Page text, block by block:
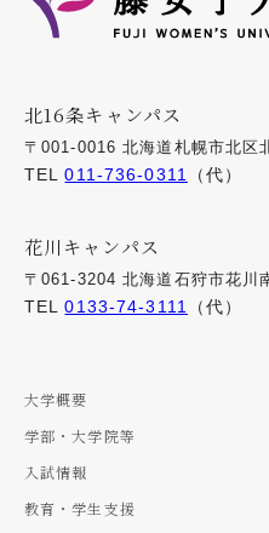
北16条キャンパス
〒001-0016 北海道札幌市北区
TEL011-736-0311 （代）
花川キャンパス
〒061-3204 北海道石狩市花川
TEL0133-74-3111 （代）
大学概要
学部・大学院等
入試情報
教育・学生支援